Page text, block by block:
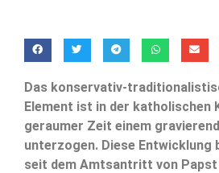
Das konservativ-
Element ist in der katholischen
geraumer Zeit einem
unterzogen. Diese Entwicklung
seit dem Amtsantritt von